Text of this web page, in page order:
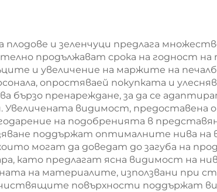
плодове и зеленчуци предлага
продължават срока на годност
и увеличение на маржите на
опростяваей покупката и
бързо пренареждане, за да се
видимост, предоставена
на подобренията в
поддържат оптималните нива
могат да доведат до загуба на
като предлагат ясна видимост на
на материалите, използвани при
повърхности поддържат